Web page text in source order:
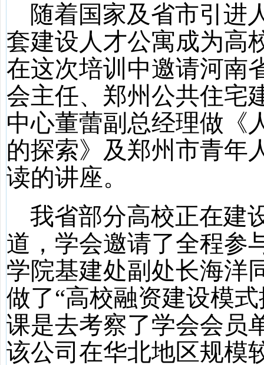
随着国家及省市引进
套建设人才公寓成为高
在这次培训中邀请河南
会主任、郑州公共住宅
中心董蕾副总经理做《
的探索》及郑州市青年
读的讲座。
我省部分高校正在建
道，学会邀请了全程参
学院基建处副处长海洋
做了“高校融资建设模
课是去考察了学会会员
该公司在华北地区规模